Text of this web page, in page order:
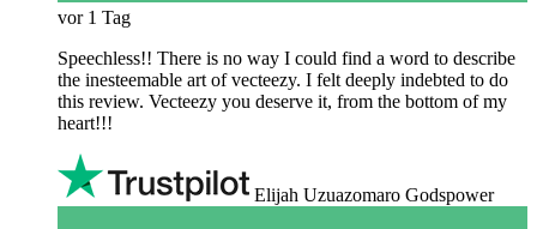
vor 1 Tag
Speechless!! There is no way I could find a word to describe
the inesteemable art of vecteezy. I felt deeply indebted to do
this review. Vecteezy you deserve it, from the bottom of my
heart!!!
Elijah Uzuazomaro Godspower